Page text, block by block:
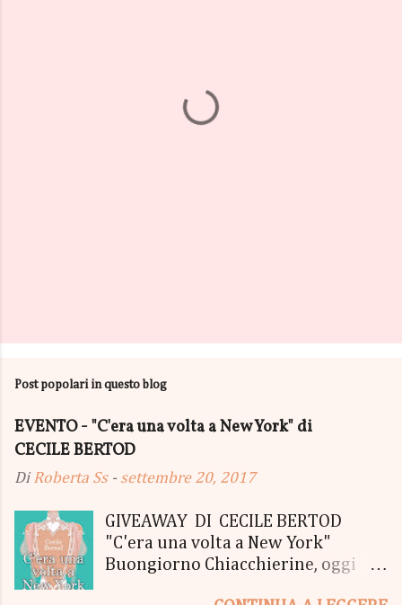
Post popolari in questo blog
EVENTO - "C'era una volta a New York" di
CECILE BERTOD
Di Roberta Ss - settembre 20, 2017
GIVEAWAY DI CECILE BERTOD
"C'era una volta a New York"
Buongiorno Chiacchierine, oggi